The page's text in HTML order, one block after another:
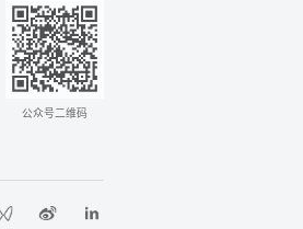
公众号二维码